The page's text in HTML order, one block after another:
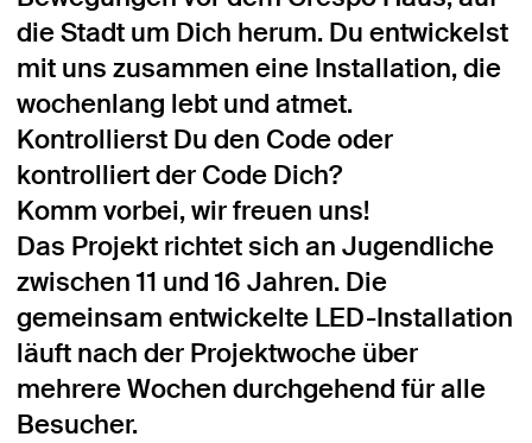
die Stadt um Dich herum. Du entwickelst
mit uns zusammen eine Installation, die
wochenlang lebt und atmet.
Kontrollierst Du den Code oder
kontrolliert der Code Dich?
Komm vorbei, wir freuen uns!
Das Projekt richtet sich an Jugendliche
zwischen 11 und 16 Jahren. Die
gemeinsam entwickelte LED-Installation
läuft nach der Projektwoche über
mehrere Wochen durchgehend für alle
Besucher.